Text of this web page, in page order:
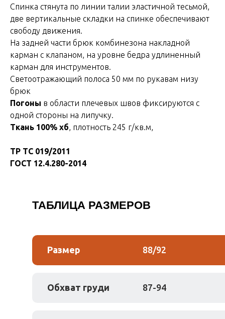
Спинка стянута по линии талии эластичной тесьмой,
две вертикальные складки на спинке обеспечивают
свободу движения.
На задней части брюк комбинезона накладной
карман с клапаном, на уровне бедра удлиненный
карман для инструментов.
Светоотражающий полоса 50 мм по рукавам низу
брюк
Погоны в области плечевых швов фиксируются с
одной стороны на липучку.
Ткань 100% хб, плотность 245 г/кв.м,
ТР ТС 019/2011
ГОСТ 12.4.280-2014
ТАБЛИЦА РАЗМЕРОВ
87-94
Размер
Обхват груди
88/92